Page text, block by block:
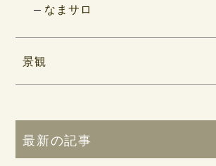
なまサロ
景観
最新の記事